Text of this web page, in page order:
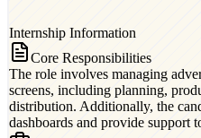
Internship Information
Core Responsibilities
The role involves managing
screens, including planning,
distribution. Additionally, the
dashboards and provide support